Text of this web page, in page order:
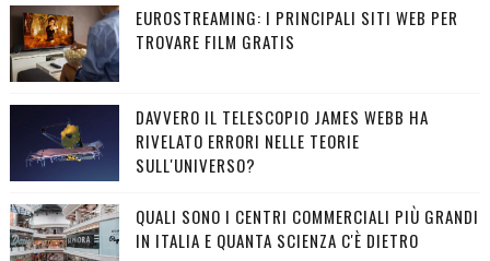
EUROSTREAMING: I PRINCIPALI SITI WEB PER
TROVARE FILM GRATIS
DAVVERO IL TELESCOPIO JAMES WEBB HA
RIVELATO ERRORI NELLE TEORIE
SULL'UNIVERSO?
QUALI SONO I CENTRI COMMERCIALI PIÙ GRANDI
IN ITALIA E QUANTA SCIENZA C'È DIETRO